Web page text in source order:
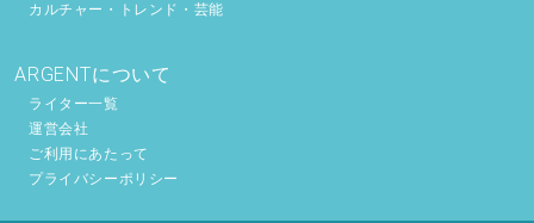
カルチャー・トレンド・芸能
ARGENTについて
ライター一覧
運営会社
ご利用にあたって
プライバシーポリシー